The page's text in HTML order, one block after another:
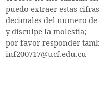
puedo extraer estas cifras
decimales del numero
y disculpe la molestia;
por favor responder
inf200717@ucf.edu.cu